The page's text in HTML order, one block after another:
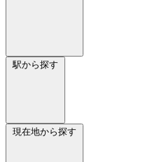
駅から探す
現在地から探す